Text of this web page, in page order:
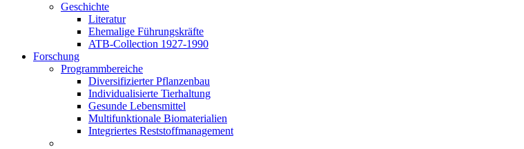
Geschichte
Literatur
Ehemalige Führungskräfte
ATB-Collection 1927-1990
Forschung
Programmbereiche
Diversifizierter Pflanzenbau
Individualisierte Tierhaltung
Gesunde Lebensmittel
Multifunktionale Biomaterialien
Integriertes Reststoffmanagement